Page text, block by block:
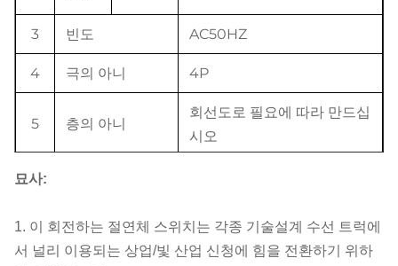
3 빈도 AC50HZ
4 극의 아니 4P
5 층의 아니
회선도로 필요에 따라 만드십
시오
6
손잡이의 색깔 검정/빨강
묘사:
1. 이 회전하는 절연체 스위치는 각종 기술설계 수선 트럭에
서 널리 이용되는 상업/빛 산업 신청에 힘을 전환하기 위하